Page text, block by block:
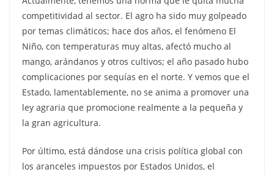
competitividad al sector. El agro ha sido muy golpeado
por temas climáticos; hace dos años, el fenómeno El
Niño, con temperaturas muy altas, afectó mucho al
mango, arándanos y otros cultivos; el año pasado hubo
complicaciones por sequías en el norte. Y vemos que el
Estado, lamentablemente, no se anima a promover una
ley agraria que promocione realmente a la pequeña y
la gran agricultura.
Por último, está dándose una crisis política global con
los aranceles impuestos por Estados Unidos, el